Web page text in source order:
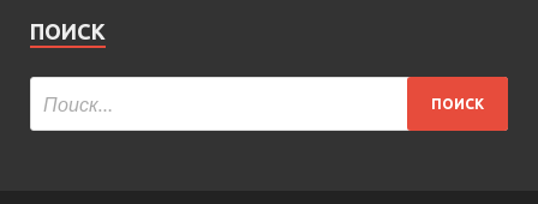
ПОИСК